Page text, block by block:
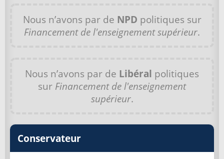
Nous n’avons par de NPD politiques sur
Financement de l'enseignement supérieur.
Nous n’avons par de Libéral politiques
sur Financement de l'enseignement
supérieur.
Conservateur